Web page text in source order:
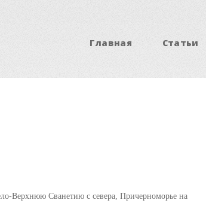
Главная Статьи
Верхнюю Сванетию с севера, Причерноморье на